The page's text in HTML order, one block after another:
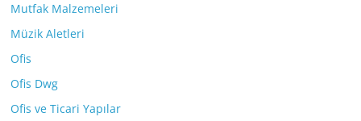
Mutfak Malzemeleri
Müzik Aletleri
Ofis
Ofis Dwg
Ofis ve Ticari Yapılar